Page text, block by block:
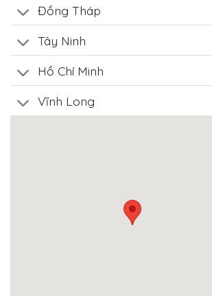
Đồng Tháp
Tây Ninh
Hồ Chí Minh
Vĩnh Long